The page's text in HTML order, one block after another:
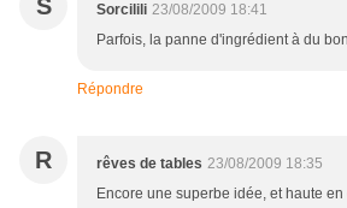
S Sorcilili 23/08/2009 18:41
Parfois, la panne d'ingrédient à du
Répondre
R rêves de tables 23/08/2009 18:35
Encore une superbe idée, et haute